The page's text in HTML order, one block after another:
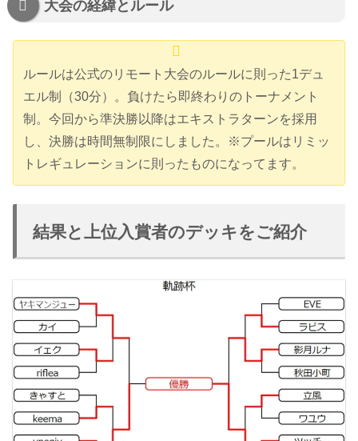
大会の経緯とルール
ルールは公式のリモート大会のルールに則った1デュ
エル制（30分）。負けたら即終わりのトーナメント
制。今回から準決勝以降はエキストラターンを採用
し、決勝は時間無制限にしました。※プールはリミッ
トレギュレーションに則ったものになってます。
結果と上位入賞者のデッキをご紹介